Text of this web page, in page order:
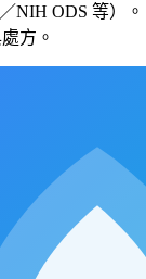
NIH ODS 等）
方。